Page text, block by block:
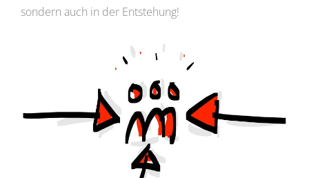
sondern auch in der Entstehung!